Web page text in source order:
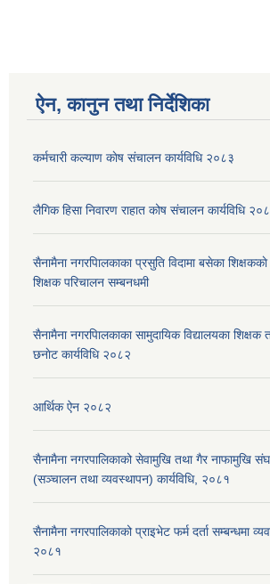
ऐन, कानुन तथा निर्देशिका
कर्मचारी कल्याण काेष संचालन कार्यविधि २०८३
लैगिक हिसा निवारण राहात कोष संचालन कार्यविधि
सैनामैना नगरपािलकाका प्रसुति विदामा बसेका
शिक्षक परिचालन सम्बनधमी
सैनामैना नगरपािलकाका सामुदायिक विद्यालयका शिक्षक
छनाेट कार्यविधि २०८२
आर्थिक ऐन २०८२
सैनामैना नगरपालिकाको सेवामुखि तथा गैर नाफामुखि
(सञ्चालन तथा व्यवस्थापन) कार्यविधि, २०८१
सैनामैना नगरपालिकाको प्राइभेट फर्म दर्ता सम्बन्धमा
२०८१